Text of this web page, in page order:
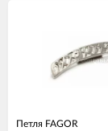
Петля FAGOR